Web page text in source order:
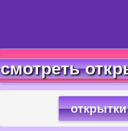
смотреть